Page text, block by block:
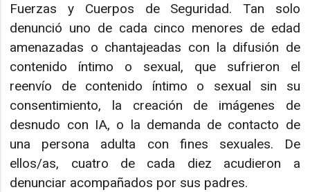
Fuerzas y Cuerpos de Seguridad. Tan solo
denunció uno de cada cinco menores de edad
amenazadas o chantajeadas con la difusión de
contenido íntimo o sexual, que sufrieron el
reenvío de contenido íntimo o sexual sin su
consentimiento, la creación de imágenes de
desnudo con IA, o la demanda de contacto de
una persona adulta con fines sexuales. De
ellos/as, cuatro de cada diez acudieron a
denunciar acompañados por sus padres.